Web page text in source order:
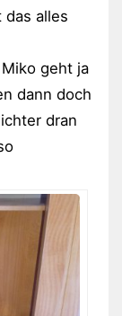
das alles
geht ja
dann doch
dran